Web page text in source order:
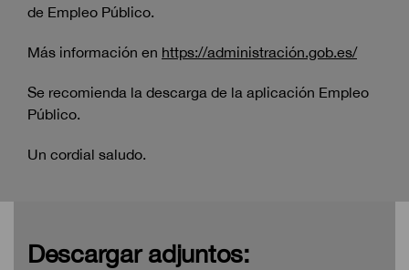
de Empleo Público.
Más información en https://administración.gob.es/
Se recomienda la descarga de la aplicación Empleo
Público.
Un cordial saludo.
Descargar adjuntos: